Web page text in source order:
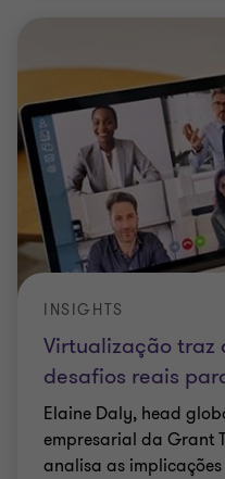
Virtualização traz
desafios reais
INSIGHTS
Elaine Daly, head
empresarial da Grant
analisa as